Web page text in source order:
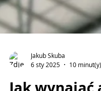
Jakub Skuba